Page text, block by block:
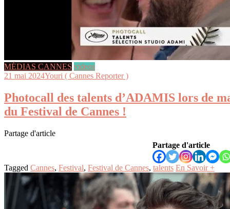
MÉDIAS CANNES videos
21 mai 2024Youri ( Cannes Reporter )
Photocall des talents d’ADAMIS lors de
du Festival de Cannes !
Partage d'article
Partage d'article
Tagged Cannes, Festival, Festival de Cannes, talents En Savoir +